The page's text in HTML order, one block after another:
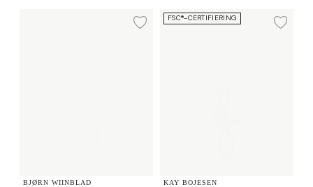
Lägg till i önskelista
BJØRN WIINBLAD
Fågel silvertonat metall
FSC®-CERTIFIERING
KAY BOJESEN